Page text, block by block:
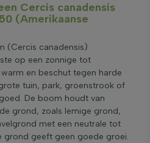
Cercis canadensis
(Amerikaanse
(Cercis canadensis)
op een zonnige tot
en beschut tegen harde
tuin, park, groenstrook of
De boom houdt van
grond, zoals lemige grond,
met een neutrale tot
grond geeft geen goede groei.